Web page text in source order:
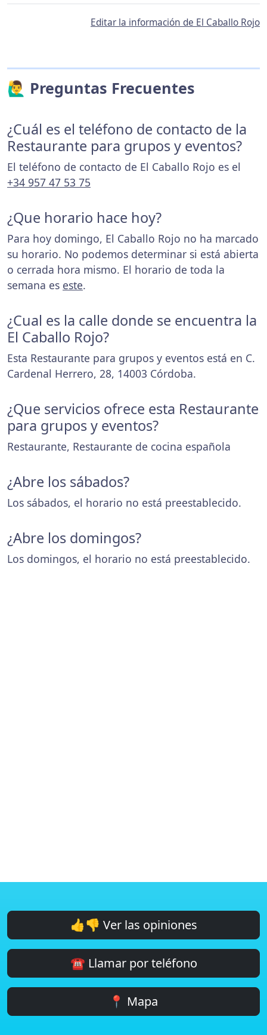
Editar la información de El Caballo Rojo
🙋‍♂️ Preguntas Frecuentes
¿Cuál es el teléfono de contacto de la
Restaurante para grupos y eventos?
El teléfono de contacto de El Caballo Rojo es el
+34 957 47 53 75
¿Que horario hace hoy?
Para hoy domingo, El Caballo Rojo no ha marcado
su horario. No podemos determinar si está abierta
o cerrada hora mismo. El horario de toda la
semana es este.
¿Cual es la calle donde se encuentra la
El Caballo Rojo?
Esta Restaurante para grupos y eventos está en C.
Cardenal Herrero, 28, 14003 Córdoba.
¿Que servicios ofrece esta Restaurante
para grupos y eventos?
Restaurante, Restaurante de cocina española
¿Abre los sábados?
Los sábados, el horario no está preestablecido.
¿Abre los domingos?
Los domingos, el horario no está preestablecido.
👍👎 Ver las opiniones
☎️ Llamar por teléfono
📍 Mapa